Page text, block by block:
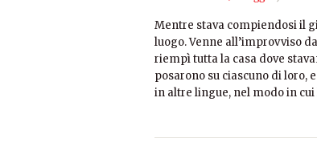
Mentre stava compiendosi il
luogo. Venne all’improvviso
riempì tutta la casa dove
posarono su ciascuno di loro,
in altre lingue, nel modo in